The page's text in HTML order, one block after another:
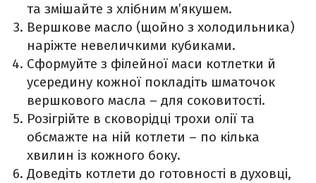
та змішайте з хлібним м’якушем.
Вершкове масло (щойно з холодильника)
наріжте невеличкими кубиками.
Сформуйте з філейної маси котлетки й
усередину кожної покладіть шматочок
вершкового масла – для соковитості.
Розігрійте в сковорідці трохи олії та
обсмажте на ній котлети – по кілька
хвилин із кожного боку.
Доведіть котлети до готовності в духовці,